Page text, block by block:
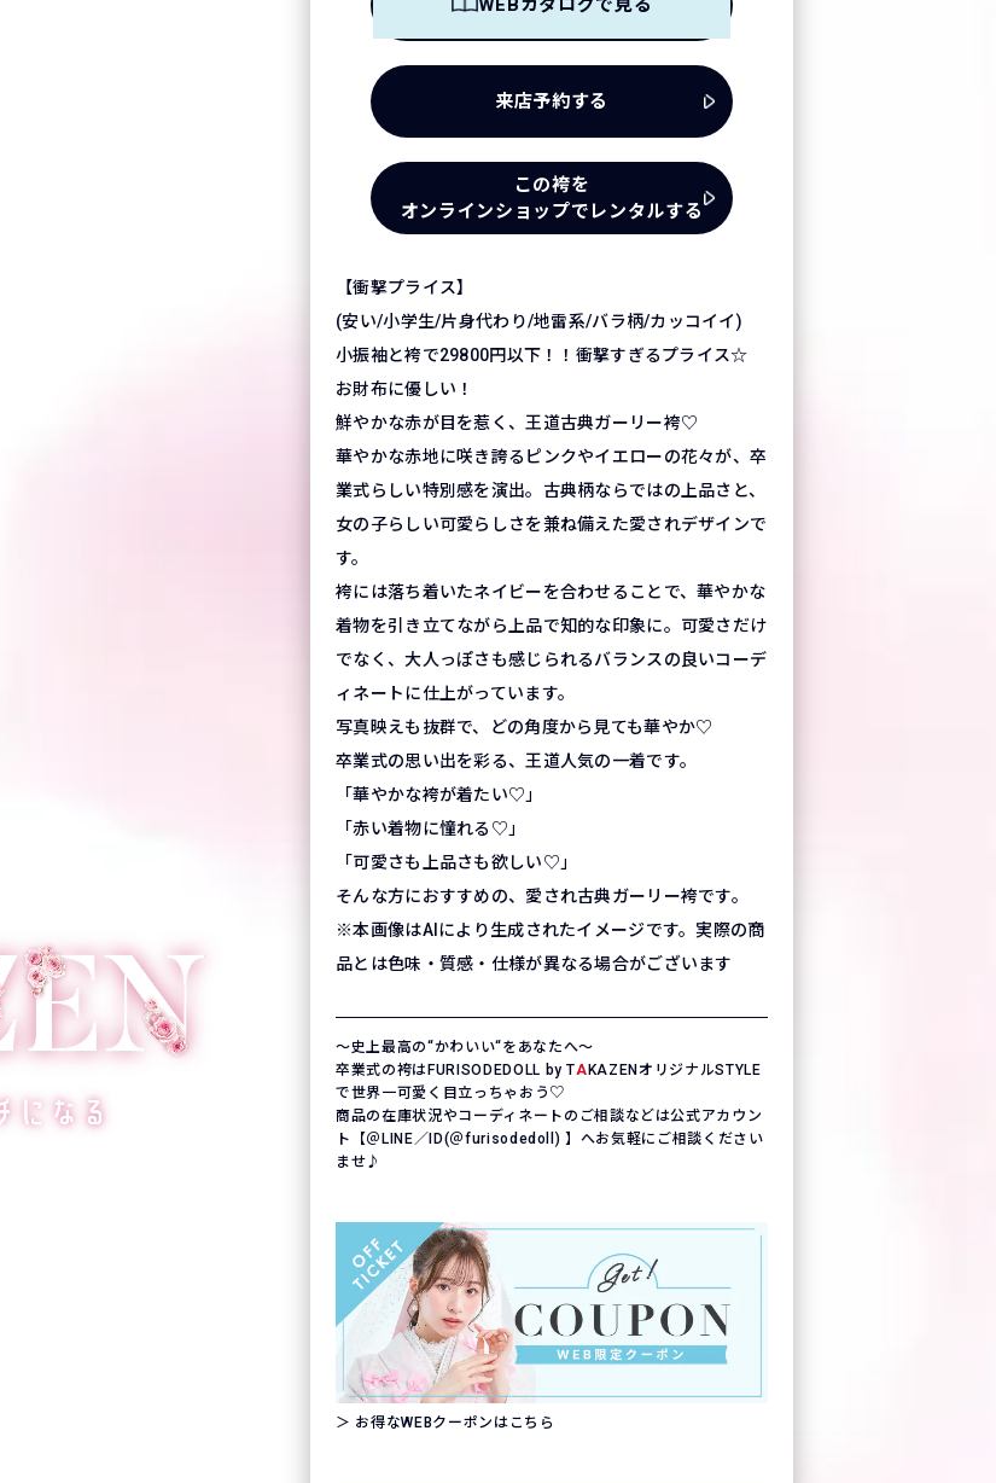
WEBカタログで見る
来店予約する
この袴を
オンラインショップでレンタルする
【衝撃プライス】
(安い/小学生/片身代わり/地雷系/バラ柄/カッコイイ)
小振袖と袴で29800円以下！！衝撃すぎるプライス☆
お財布に優しい！
鮮やかな赤が目を惹く、王道古典ガーリー袴♡
華やかな赤地に咲き誇るピンクやイエローの花々が、卒
業式らしい特別感を演出。古典柄ならではの上品さと、
女の子らしい可愛らしさを兼ね備えた愛されデザインで
す。
袴には落ち着いたネイビーを合わせることで、華やかな
着物を引き立てながら上品で知的な印象に。可愛さだけ
でなく、大人っぽさも感じられるバランスの良いコーデ
ィネートに仕上がっています。
写真映えも抜群で、どの角度から見ても華やか♡
卒業式の思い出を彩る、王道人気の一着です。
「華やかな袴が着たい♡」
「赤い着物に憧れる♡」
「可愛さも上品さも欲しい♡」
そんな方におすすめの、愛され古典ガーリー袴です。
※本画像はAIにより生成されたイメージです。実際の商
品とは色味・質感・仕様が異なる場合がございます
〜史上最高の“かわいい“をあなたへ〜
卒業式の袴はFURISODEDOLL by TA KAZENオリジナルSTYLE
で世界一可愛く目立っちゃおう♡
商品の在庫状況やコーディネートのご相談などは公式アカウン
ト【＠LINE／ID(＠furisodedoll) 】へお気軽にご相談ください
ませ♪
＞ お得なWEBクーポンはこちら